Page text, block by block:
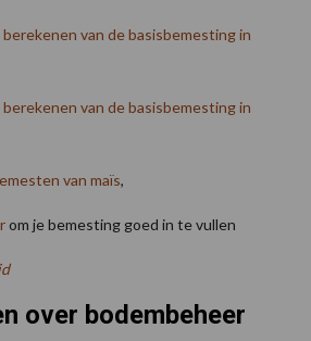
berekenen van de basisbemesting in
berekenen van de basisbemesting in
van maïs,
om je bemesting goed in te vullen
over bodembeheer